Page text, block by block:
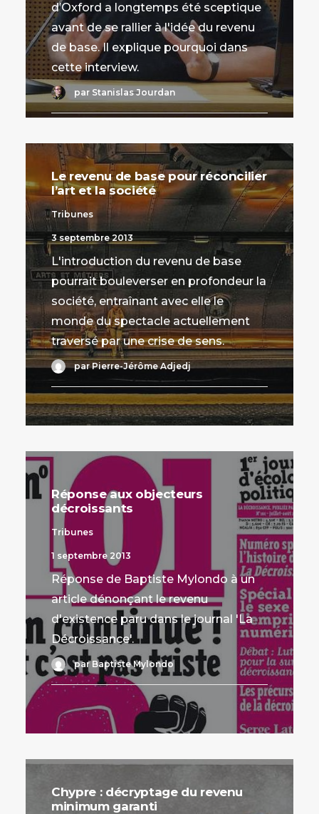
d’Oxford a longtemps été sceptique
avant de se rallier à l'idée du revenu
de base. Il explique pourquoi dans
cette interview.
par Stanislas Jourdan
Le revenu de base pour réconcilier
l’art et la société
Tribunes
3 septembre 2013
L'introduction du revenu de base
pourrait bouleverser en profondeur la
société, entraînant avec elle le
monde du spectacle actuellement
traversé par une crise de sens.
par Pierre-Jérôme Adjedj
Réponse aux objecteurs
décroissants
Tribunes
1 septembre 2013
Réponse de Baptiste Mylondo à un
article dénonçant le revenu
d'existence paru dans le journal 'La
Décroissance'.
par Baptiste Mylondo
Chypre : décryptage du revenu
minimum garanti